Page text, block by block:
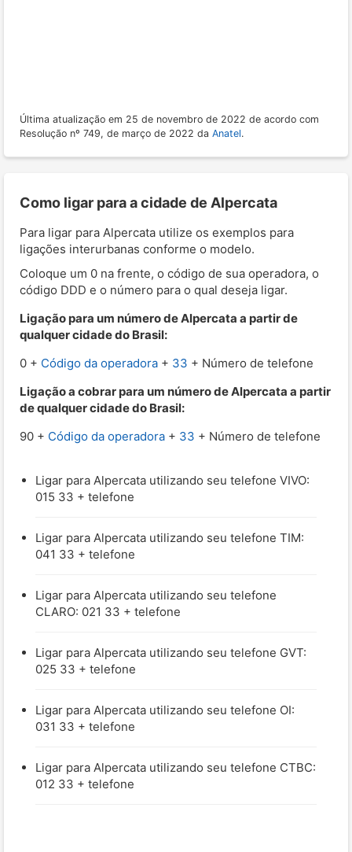
Última atualização em 25 de novembro de 2022 de acordo com
Resolução nº 749, de março de 2022 da Anatel.
Como ligar para a cidade de Alpercata
Para ligar para Alpercata utilize os exemplos para
ligações interurbanas conforme o modelo.
Coloque um 0 na frente, o código de sua operadora, o
código DDD e o número para o qual deseja ligar.
Ligação para um número de Alpercata a partir de
qualquer cidade do Brasil:
0 + Código da operadora + 33 + Número de telefone
Ligação a cobrar para um número de Alpercata a partir
de qualquer cidade do Brasil:
90 + Código da operadora + 33 + Número de telefone
Ligar para Alpercata utilizando seu telefone VIVO:
015 33 + telefone
Ligar para Alpercata utilizando seu telefone TIM:
041 33 + telefone
Ligar para Alpercata utilizando seu telefone
CLARO: 021 33 + telefone
Ligar para Alpercata utilizando seu telefone GVT:
025 33 + telefone
Ligar para Alpercata utilizando seu telefone OI:
031 33 + telefone
Ligar para Alpercata utilizando seu telefone CTBC:
012 33 + telefone